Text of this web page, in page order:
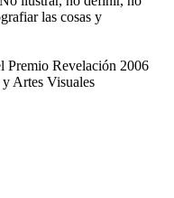
las cosas y
Premio Revelación 2006
Artes Visuales